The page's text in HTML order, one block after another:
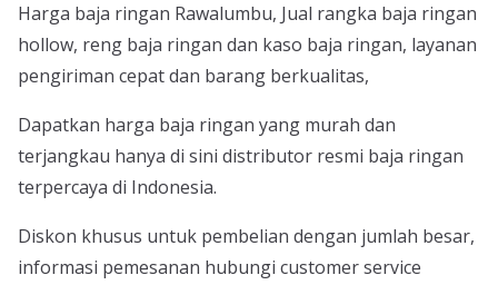
Harga baja ringan Rawalumbu, Jual rangka baja ringan
hollow, reng baja ringan dan kaso baja ringan, layanan
pengiriman cepat dan barang berkualitas,
Dapatkan harga baja ringan yang murah dan
terjangkau hanya di sini distributor resmi baja ringan
terpercaya di Indonesia.
Diskon khusus untuk pembelian dengan jumlah besar,
informasi pemesanan hubungi customer service